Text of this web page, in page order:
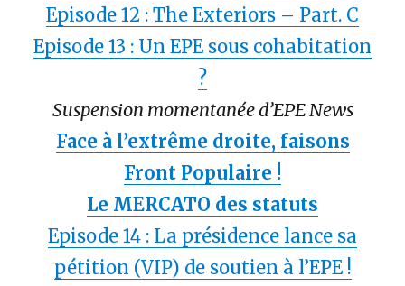
Episode 12 : The Exteriors – Part. C
Episode 13 : Un EPE sous cohabitation
?
Suspension momentanée d’EPE News
Face à l’extrême droite, faisons
Front Populaire !
Le MERCATO des statuts
Episode 14 : La présidence lance sa
pétition (VIP) de soutien à l’EPE !